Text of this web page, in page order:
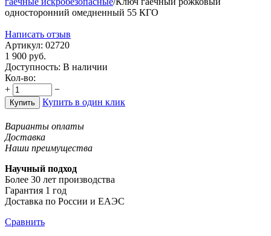
односторонний омедненный 55 КГО
Написать отзыв
Артикул: 02720
1 900 руб.
Доступность: В наличии
Кол-во:
+
−
Купить Купить в один клик
Варианты оплаты
Доставка
Наши преимущества
Научный подход
Более 30 лет производства
Гарантия 1 год
Доставка по России и ЕАЭС
Сравнить